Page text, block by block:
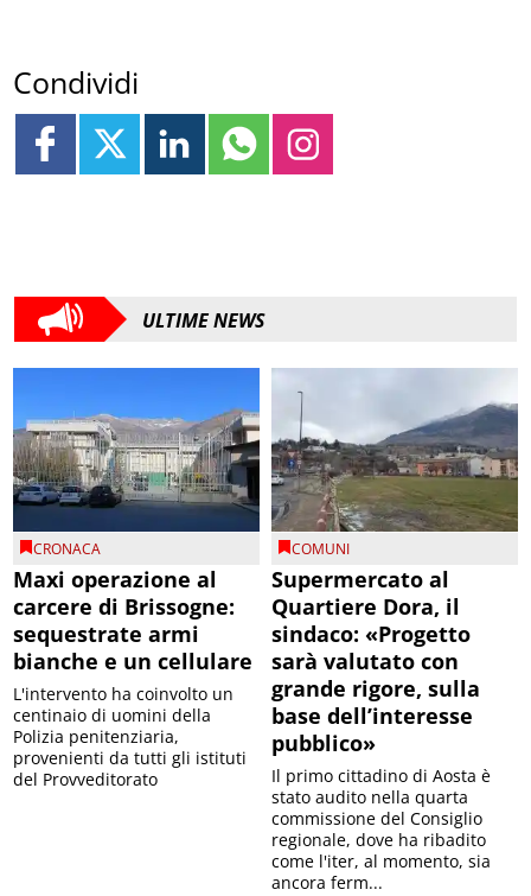
Condividi
ULTIME NEWS
CRONACA
Maxi operazione al
carcere di Brissogne:
sequestrate armi
bianche e un cellulare
L'intervento ha coinvolto un
centinaio di uomini della
Polizia penitenziaria,
provenienti da tutti gli istituti
del Provveditorato
COMUNI
Supermercato al
Quartiere Dora, il
sindaco: «Progetto
sarà valutato con
grande rigore, sulla
base dell’interesse
pubblico»
Il primo cittadino di Aosta è
stato audito nella quarta
commissione del Consiglio
regionale, dove ha ribadito
come l'iter, al momento, sia
ancora ferm...